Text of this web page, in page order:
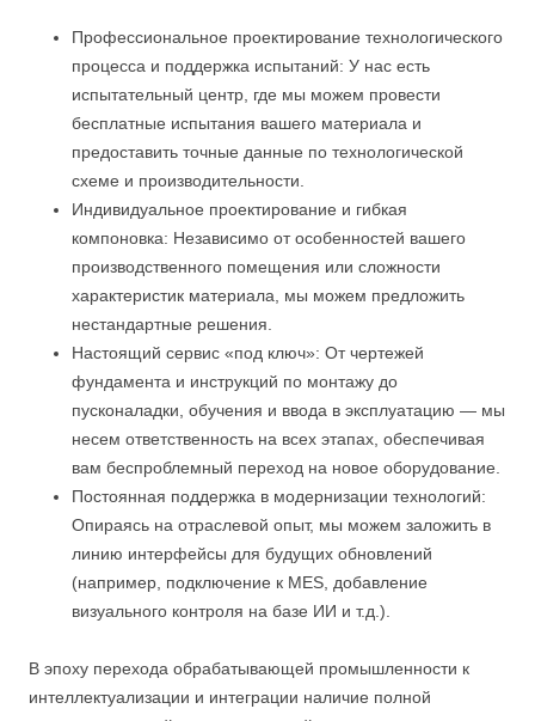
Профессиональное проектирование технологического
процесса и поддержка испытаний: У нас есть
испытательный центр, где мы можем провести
бесплатные испытания вашего материала и
предоставить точные данные по технологической
схеме и производительности.
Индивидуальное проектирование и гибкая
компоновка: Независимо от особенностей вашего
производственного помещения или сложности
характеристик материала, мы можем предложить
нестандартные решения.
Настоящий сервис «под ключ»: От чертежей
фундамента и инструкций по монтажу до
пусконаладки, обучения и ввода в эксплуатацию — мы
несем ответственность на всех этапах, обеспечивая
вам беспроблемный переход на новое оборудование.
Постоянная поддержка в модернизации технологий:
Опираясь на отраслевой опыт, мы можем заложить в
линию интерфейсы для будущих обновлений
(например, подключение к MES, добавление
визуального контроля на базе ИИ и т.д.).
В эпоху перехода обрабатывающей промышленности к
интеллектуализации и интеграции наличие полной